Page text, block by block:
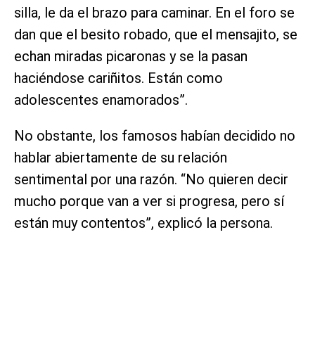
silla, le da el brazo para caminar. En el foro se
dan que el besito robado, que el mensajito, se
echan miradas picaronas y se la pasan
haciéndose cariñitos. Están como
adolescentes enamorados”.
No obstante, los famosos habían decidido no
hablar abiertamente de su relación
sentimental por una razón. “No quieren decir
mucho porque van a ver si progresa, pero sí
están muy contentos”, explicó la persona.